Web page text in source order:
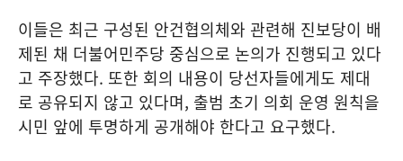
이들은 최근 구성된 안건협의체와 관련해 진보당이 배
제된 채 더불어민주당 중심으로 논의가 진행되고 있다
고 주장했다. 또한 회의 내용이 당선자들에게도 제대
로 공유되지 않고 있다며, 출범 초기 의회 운영 원칙을
시민 앞에 투명하게 공개해야 한다고 요구했다.